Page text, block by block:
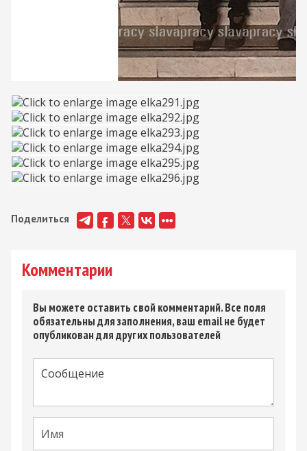
Поделиться
Комментарии
Вы можете оставить свой комментарий. Все поля
обязательны для заполнения, ваш email не будет
опубликован для других пользователей